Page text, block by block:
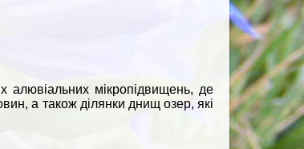
алювіальних мікропідвищень, де
а також ділянки днищ озер, які